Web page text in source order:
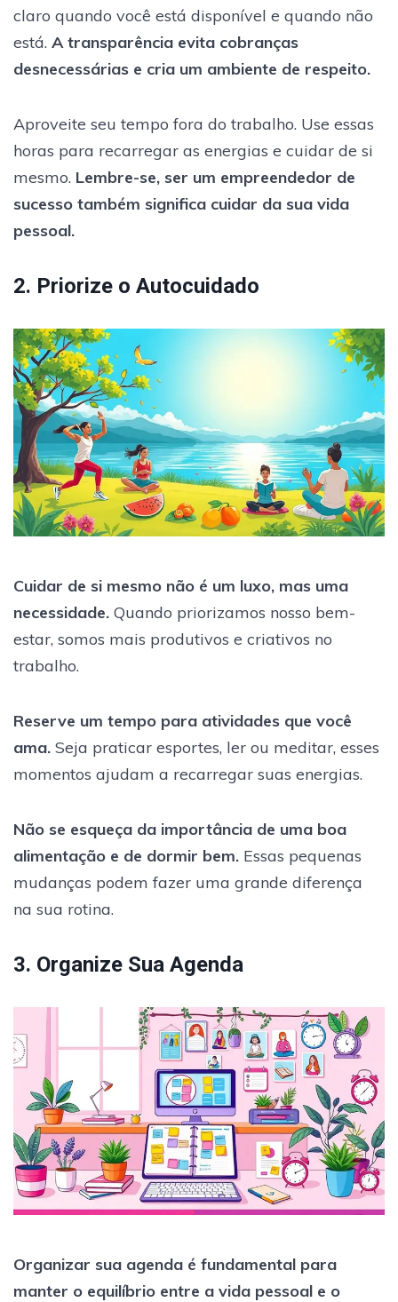
claro quando você está disponível e quando não
está. A transparência evita cobranças
desnecessárias e cria um ambiente de respeito.
Aproveite seu tempo fora do trabalho. Use essas
horas para recarregar as energias e cuidar de si
mesmo. Lembre-se, ser um empreendedor de
sucesso também significa cuidar da sua vida
pessoal.
2. Priorize o Autocuidado
Cuidar de si mesmo não é um luxo, mas uma
necessidade. Quando priorizamos nosso bem-
estar, somos mais produtivos e criativos no
trabalho.
Reserve um tempo para atividades que você
ama. Seja praticar esportes, ler ou meditar, esses
momentos ajudam a recarregar suas energias.
Não se esqueça da importância de uma boa
alimentação e de dormir bem. Essas pequenas
mudanças podem fazer uma grande diferença
na sua rotina.
3. Organize Sua Agenda
Organizar sua agenda é fundamental para
manter o equilíbrio entre a vida pessoal e o